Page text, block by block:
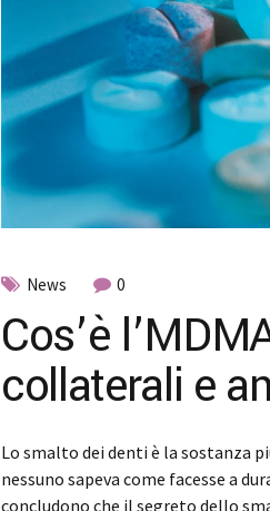
News 0
Cos’è
collaterali e
Lo smalto dei denti è la sostanza
nessuno sapeva come facesse a
concludono che il segreto dello